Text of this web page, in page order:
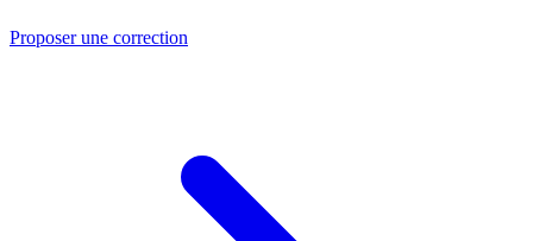
Proposer une correction